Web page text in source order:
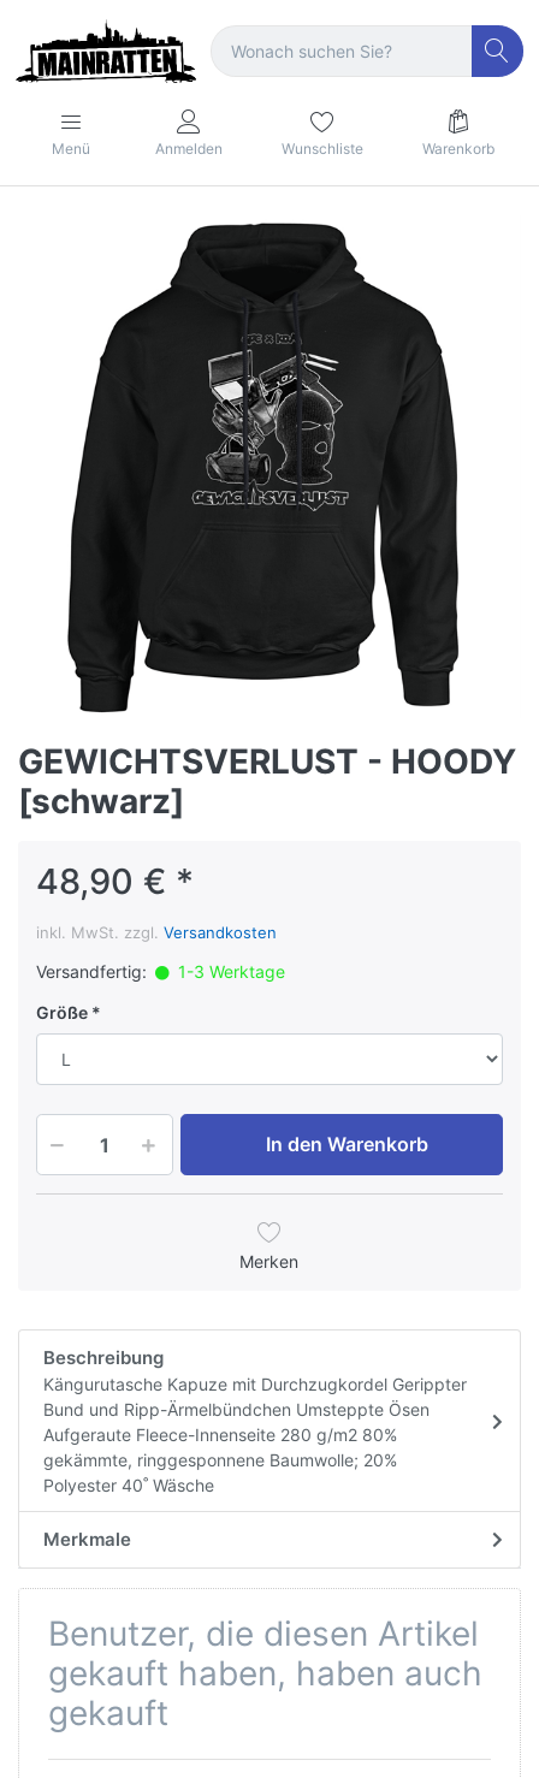
Menü Anmelden Wunschliste Warenkorb
GEWICHTSVERLUST - HOODY
[schwarz]
48,90 € *
inkl. MwSt. zzgl. Versandkosten
Versandfertig:
1-3 Werktage
Größe
In den Warenkorb
Merken
Beschreibung
Kängurutasche Kapuze mit Durchzugkordel Gerippter
Bund und Ripp-Ärmelbündchen Umsteppte Ösen
Aufgeraute Fleece-Innenseite 280 g/m2 80%
gekämmte, ringgesponnene Baumwolle; 20%
Polyester 40˚ Wäsche
Merkmale
Benutzer, die diesen Artikel
gekauft haben, haben auch
gekauft